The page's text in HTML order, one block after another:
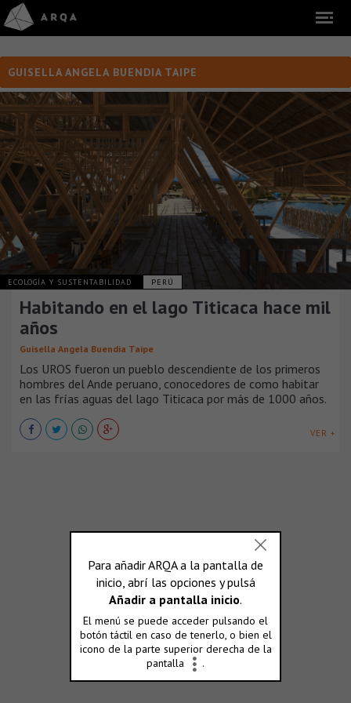
GUISELLA ANGELA BUENDIA TAIPE
ECOLOGÍA Y SUSTENTABILIDAD PERÚ
Habitando en el lago Titicaca hace mil
años
Guisella Angela Buendia Taipe
Los UROS fueron un pueblo descendiente de los primeros
hombres del Ande peruano, conocedores de como habitar
en las frías aguas del lago Titicaca por más de 1000 años.
VER +